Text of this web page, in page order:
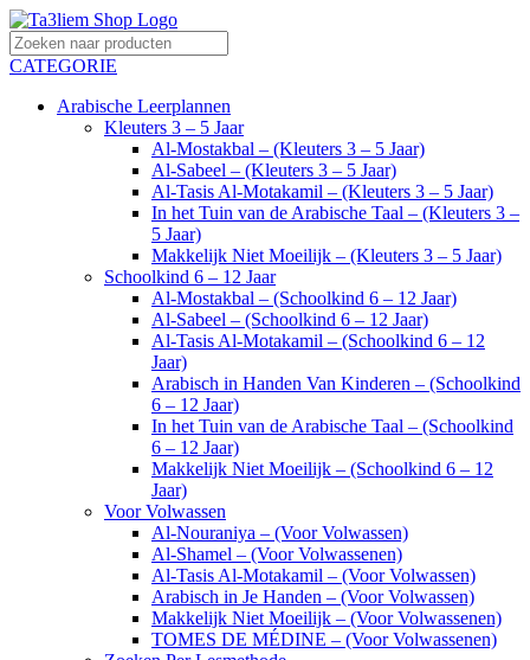
CATEGORIE
Arabische Leerplannen
Kleuters 3 – 5 Jaar
Al-Mostakbal – (Kleuters 3 – 5 Jaar)
Al-Sabeel – (Kleuters 3 – 5 Jaar)
Al-Tasis Al-Motakamil – (Kleuters 3 – 5 Jaar)
In het Tuin van de Arabische Taal – (Kleuters 3 –
5 Jaar)
Makkelijk Niet Moeilijk – (Kleuters 3 – 5 Jaar)
Schoolkind 6 – 12 Jaar
Al-Mostakbal – (Schoolkind 6 – 12 Jaar)
Al-Sabeel – (Schoolkind 6 – 12 Jaar)
Al-Tasis Al-Motakamil – (Schoolkind 6 – 12
Jaar)
Arabisch in Handen Van Kinderen – (Schoolkind
6 – 12 Jaar)
In het Tuin van de Arabische Taal – (Schoolkind
6 – 12 Jaar)
Makkelijk Niet Moeilijk – (Schoolkind 6 – 12
Jaar)
Voor Volwassen
Al-Nouraniya – (Voor Volwassen)
Al-Shamel – (Voor Volwassenen)
Al-Tasis Al-Motakamil – (Voor Volwassen)
Arabisch in Je Handen – (Voor Volwassen)
Makkelijk Niet Moeilijk – (Voor Volwassenen)
TOMES DE MÉDINE – (Voor Volwassenen)